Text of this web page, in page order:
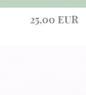
25,00 EUR